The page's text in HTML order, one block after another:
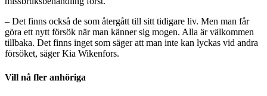
– Det finns också de som återgått till sitt tidigare liv. Men man får
göra ett nytt försök när man känner sig mogen. Alla är välkommen
tillbaka. Det finns inget som säger att man inte kan lyckas vid andra
försöket, säger Kia Wikenfors.
Vill nå fler anhöriga